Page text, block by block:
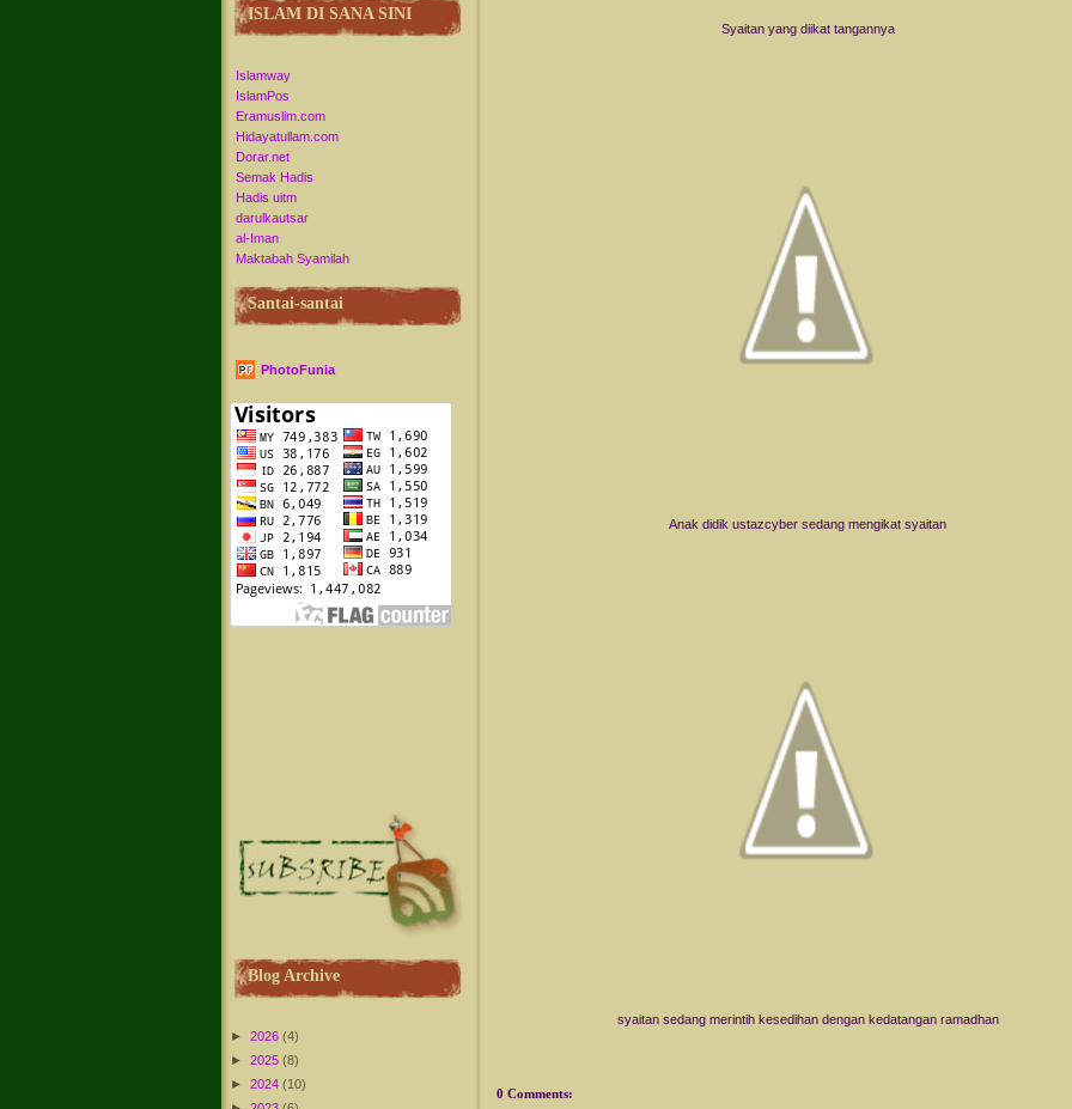
ISLAM DI SANA SINI
Islamway
IslamPos
Eramuslim.com
Hidayatullam.com
Dorar.net
Semak Hadis
Hadis uitm
darulkautsar
al-Iman
Maktabah Syamilah
Santai-santai
PhotoFunia
Blog Archive
► 2026 (4)
► 2025 (8)
► 2024 (10)
Syaitan yang diikat tangannya
Anak didik ustazcyber sedang mengikat syaitan
syaitan sedang merintih kesedihan dengan kedatangan ramadhan
0 Comments: